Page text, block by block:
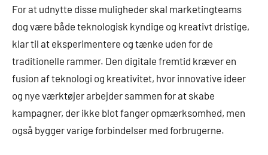
For at udnytte disse muligheder skal marketingteams
dog være både teknologisk kyndige og kreativt dristige,
klar til at eksperimentere og tænke uden for de
traditionelle rammer. Den digitale fremtid kræver en
fusion af teknologi og kreativitet, hvor innovative ideer
og nye værktøjer arbejder sammen for at skabe
kampagner, der ikke blot fanger opmærksomhed, men
også bygger varige forbindelser med forbrugerne.